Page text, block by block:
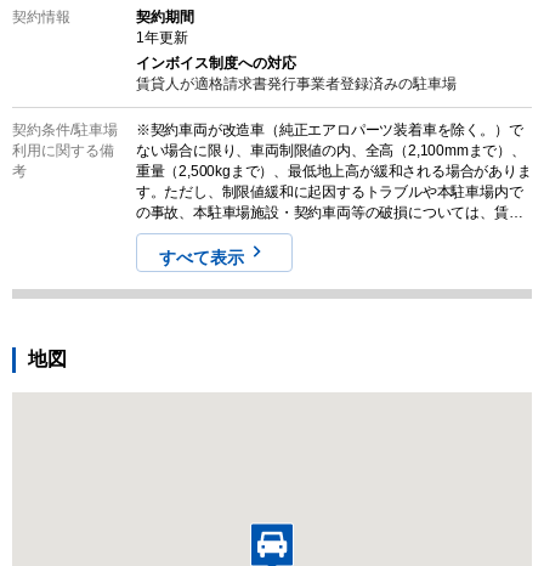
契約情報
契約期間
1年更新
インボイス制度への対応
賃貸人が適格請求書発行事業者登録済みの駐車場
契約条件/駐車場
利用に関する備
考
※契約車両が改造車（純正エアロパーツ装着車を除く。）で
ない場合に限り、車両制限値の内、全高（2,100mmまで）、
重量（2,500kgまで）、最低地上高が緩和される場合がありま
す。ただし、制限値緩和に起因するトラブルや本駐車場内で
の事故、本駐車場施設・契約車両等の破損については、賃貸
人および管理会社は一切の責を負いません。
すべて表示
地図